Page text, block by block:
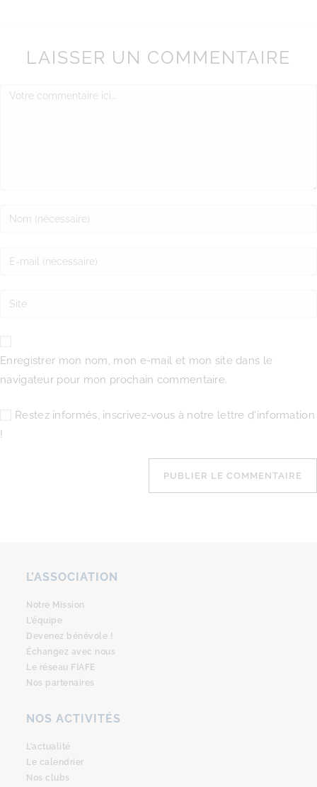
LAISSER UN COMMENTAIRE
Enregistrer mon nom, mon e-mail et mon site dans le
navigateur pour mon prochain commentaire.
Restez informés, inscrivez-vous à notre lettre d'information
!
L’ASSOCIATION
Notre Mission
L’équipe
Devenez bénévole !
Échangez avec nous
Le réseau FIAFE
Nos partenaires
NOS ACTIVITÉS
L’actualité
Le calendrier
Nos clubs